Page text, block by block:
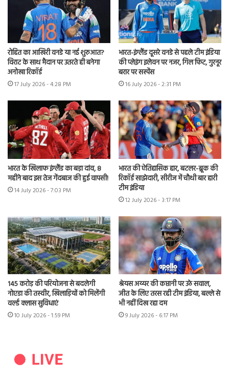
रोहित का आखिरी वनडे या नई शुरुआत?
विराट के साथ मैदान पर उतरते ही बनेगा
अनोखा रिकॉर्ड
17 July 2026 - 4:28 PM
भारत-इंग्लैंड दूसरे वनडे से पहले टीम इंडिया
की प्लेइंग इलेवन पर नजर, गिल फिट, गुरनूर
बरार पर सस्पेंस
16 July 2026 - 2:31 PM
भारत के खिलाफ इंग्लैंड का बड़ा दांव, 8
महीने बाद इस तेज गेंदबाज की हुई वापसी!
14 July 2026 - 7:03 PM
भारत की ऐतिहासिक हार, बटलर-ब्रूक की
रिकॉर्ड साझेदारी, सीरीज में चौथी बार हारी
टीम इंडिया
12 July 2026 - 3:17 PM
145 करोड़ की परियोजना से बदलेगी
नोएडा की तस्वीर, खिलाड़ियों को मिलेंगी
वर्ल्ड क्लास सुविधाएं
10 July 2026 - 1:59 PM
श्रेयस अय्यर की कप्तानी पर उठे सवाल,
जीत के लिए तरस रही टीम इंडिया, बल्ले से
भी नहीं दिख रहा दम
9 July 2026 - 6:17 PM